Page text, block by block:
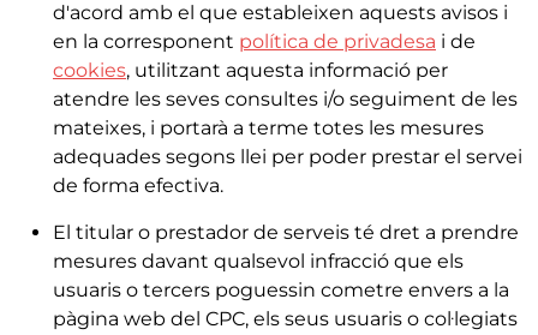
d'acord amb el que estableixen aquests avisos i
en la corresponent política de privadesa i de
cookies, utilitzant aquesta informació per
atendre les seves consultes i/o seguiment de les
mateixes, i portarà a terme totes les mesures
adequades segons llei per poder prestar el servei
de forma efectiva.
El titular o prestador de serveis té dret a prendre
mesures davant qualsevol infracció que els
usuaris o tercers poguessin cometre envers a la
pàgina web del CPC, els seus usuaris o col·legiats